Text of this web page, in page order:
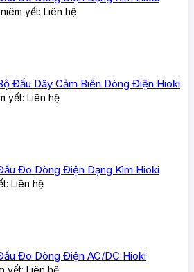
yết: Liên hệ
Đấu Dây Cảm Biến Dòng Điện Hioki
yết: Liên hệ
Đo Dòng Điện Dạng Kìm Hioki
Liên hệ
Đo Dòng Điện AC/DC Hioki